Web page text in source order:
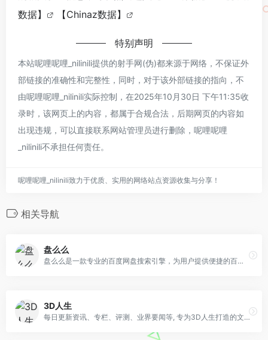
数据】
【Chinaz数据】
特别声明
本站呢哩呢哩_nilinili提供的射手网(伪)都来源于网络，不保证外
部链接的准确性和完整性，同时，对于该外部链接的指向，不
由呢哩呢哩_nilinili实际控制，在2025年10月30日 下午11:35收
录时，该网页上的内容，都属于合规合法，后期网页的内容如
出现违规，可以直接联系网站管理员进行删除，呢哩呢哩
_nilinili不承担任何责任。
呢哩呢哩_nilinili致力于优质、实用的网络站点资源收集与分享！
相关导航
盘么么
盘么么是一款专业的百度网盘搜索引擎，为用户提供便捷的百度云资源获取服务。盘么么通过抓取百度网盘会员的公开分享链接，建立了一个庞大的资源索引库，用户可以通过盘么么快速搜索到所需的百度云资源文件。盘么么仅提供资源的链接索引，不保存实际的百度云资源文件，确保资源的合法性和安全性。盘么么功能特征：百度网盘搜索：盘么么提供全面的百度网盘搜索功能，涵盖了电影、种子、小说、资料、软件等各种类型的资源。用户可以快速找到所需的文件，节省时间和精力。丰富资源库：盘么么收录了庞大的百度网盘资源，总计包含1.2亿个百度网盘资源和268万个网盘达人分享的资源。无论您需要什么类型的文件，都能在盘么么找到丰富的选择。最新资源更新：盘么么保持资源的及时更新，每周都会新增大量的百度网盘资源文件。用户可以获取到最新的电影、电视剧、综艺节目、动漫、小说等内容。合法合规：盘么么的资源来源于百度网盘的公开分享，符合相关法律法规。如果用户对资源有任何异议，盘么么会自动失效该链接，并提供侵权投诉邮箱，保护用户权益。
3D人生
每日更新资讯、专栏、评测、业界要闻等, 专为3D人生打造的文章社区!